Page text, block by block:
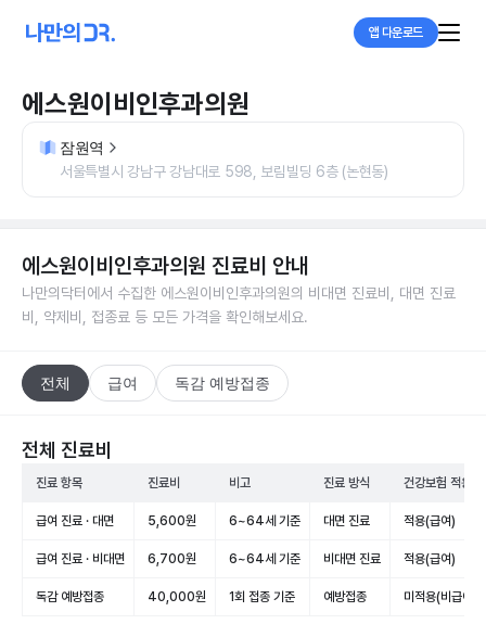
앱 다운로드
에스원이비인후과의원
잠원역
서울특별시 강남구 강남대로 598, 보림빌딩 6층 (논현동)
에스원이비인후과의원 진료비 안내
나만의닥터에서 수집한 에스원이비인후과의원의 비대면 진료비, 대면 진료
비, 약제비, 접종료 등 모든 가격을 확인해보세요.
전체 급여 독감 예방접종
전체 진료비
진료 항목 진료비 비고 진료 방식 건강보험 적용
급여 진료 · 대면 5,600원 6~64세 기준 대면 진료 적용(급여)
급여 진료 · 비대면 6,700원 6~64세 기준 비대면 진료 적용(급여)
독감 예방접종 40,000원 1회 접종 기준 예방접종 미적용(비급여)